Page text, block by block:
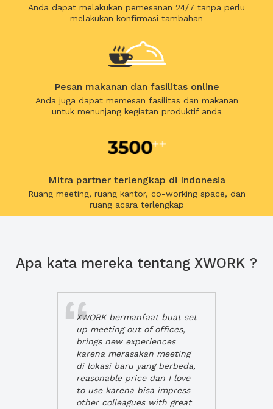
Anda dapat melakukan pemesanan 24/7 tanpa perlu
melakukan konfirmasi tambahan
Pesan makanan dan fasilitas online
Anda juga dapat memesan fasilitas dan makanan
untuk menunjang kegiatan produktif anda
Mitra partner terlengkap di Indonesia
Ruang meeting, ruang kantor, co-working space, dan
ruang acara terlengkap
Apa kata mereka tentang XWORK ?
XWORK bermanfaat buat set
up meeting out of offices,
brings new experiences
karena merasakan meeting
di lokasi baru yang berbeda,
reasonable price dan I love
to use karena bisa impress
other colleagues with great